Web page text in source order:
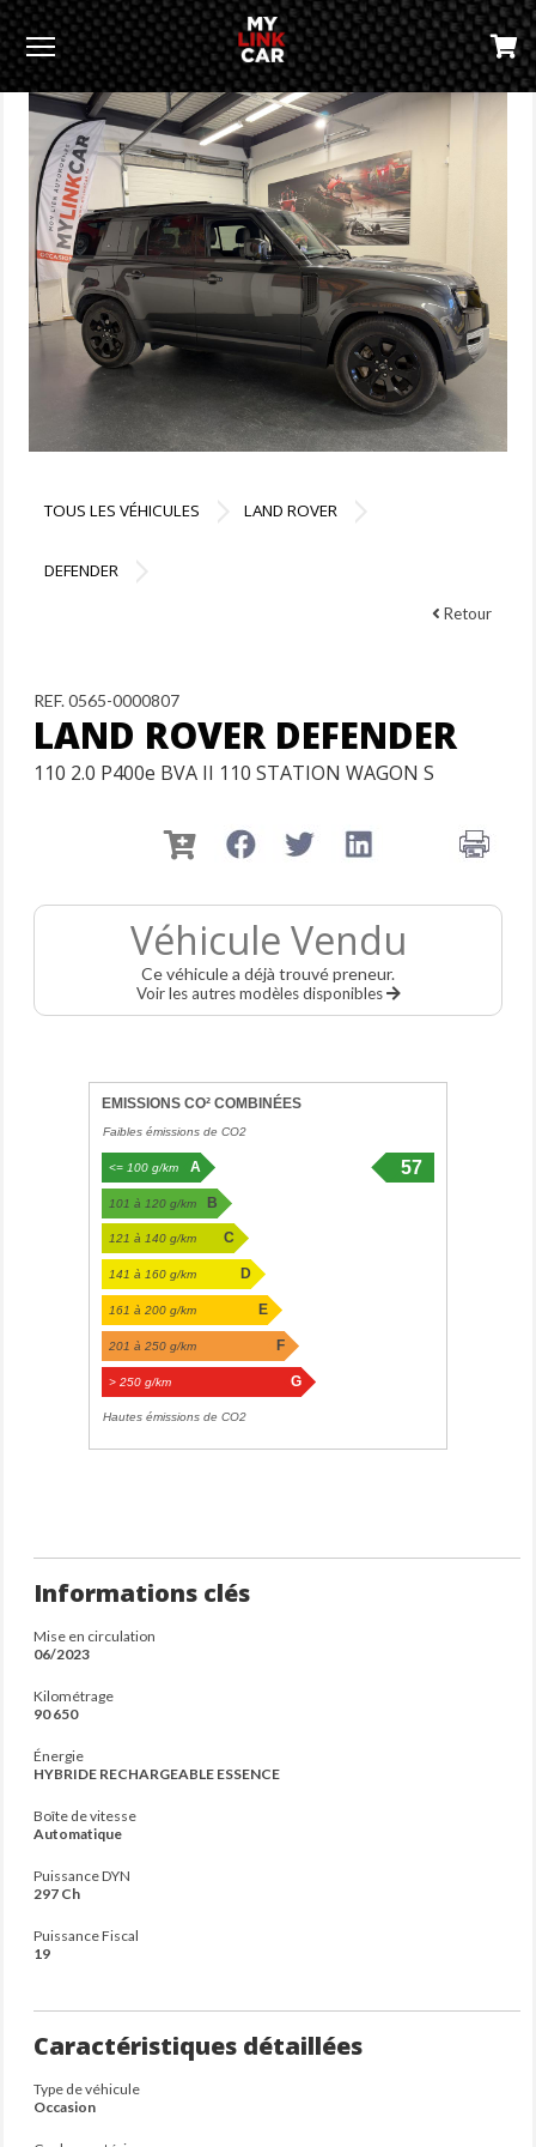
Menu
TOUS LES VÉHICULES LAND ROVER
DEFENDER
Retour
REF. 0565-0000807
LAND ROVER DEFENDER
110 2.0 P400e BVA II 110 STATION WAGON S
Véhicule Vendu
Ce véhicule a déjà trouvé preneur.
Voir les autres modèles disponibles
EMISSIONS CO² COMBINÉES
Faibles émissions de CO2
<= 100 g/km A
57
101 à 120 g/km B
121 à 140 g/km C
141 à 160 g/km D
161 à 200 g/km E
201 à 250 g/km F
> 250 g/km G
Hautes émissions de CO2
Informations clés
Mise en circulation
06/2023
Kilométrage
90 650
Énergie
HYBRIDE RECHARGEABLE ESSENCE
Boîte de vitesse
Automatique
Puissance DYN
297 Ch
Puissance Fiscal
19
Caractéristiques détaillées
Type de véhicule
Occasion